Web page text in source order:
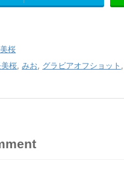
桜
桜 みお グラビアオフショット